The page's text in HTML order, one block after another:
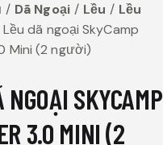
Dã Ngoại Lều
Lều
Lều dã ngoại SkyCamp
Mini (2 người)
NGOẠI SKYCAMP
3.0 MINI (2